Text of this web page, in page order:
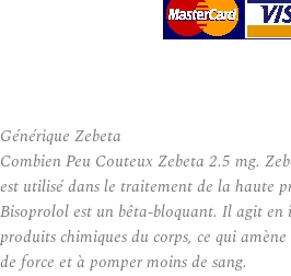
Générique Zebeta
Combien Peu Couteux Zebeta 2.5 mg.
est utilisé dans le traitement de la haute
Bisoprolol est un bêta-bloquant. Il agit en
produits chimiques du corps, ce qui
de force et à pomper moins de sang.